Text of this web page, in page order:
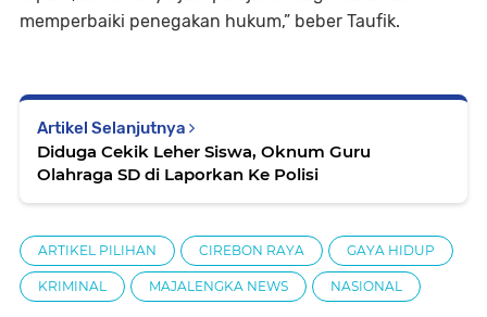
memperbaiki penegakan hukum,” beber Taufik.
Artikel Selanjutnya
Diduga Cekik Leher Siswa, Oknum Guru
Olahraga SD di Laporkan Ke Polisi
ARTIKEL PILIHAN CIREBON RAYA GAYA HIDUP
KRIMINAL MAJALENGKA NEWS NASIONAL